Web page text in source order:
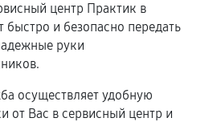
центр Практик в
быстро и безопасно передать
руки
осуществляет удобную
от Вас в сервисный центр и